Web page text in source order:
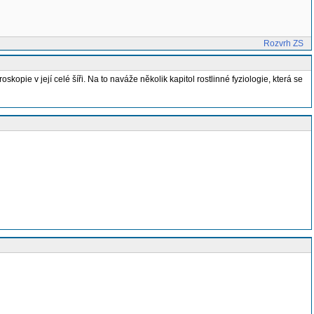
Rozvrh ZS
v její celé šíři. Na to naváže několik kapitol rostlinné fyziologie, která se